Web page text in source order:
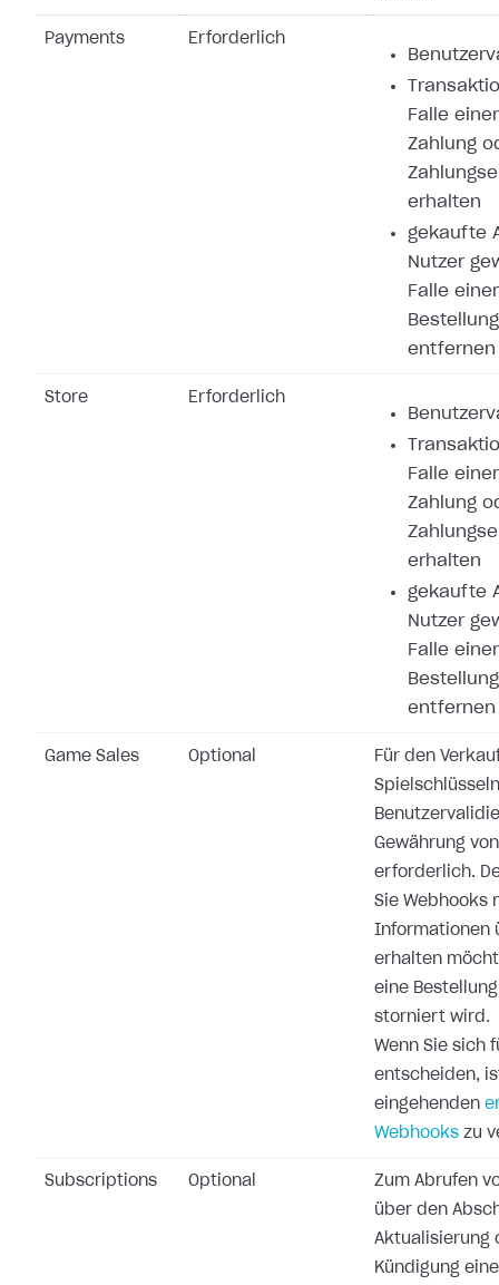
Payments Erforderlich
Falle
Zahlung
erhalten
gekaufte
Nutzer
Falle
entfernen
Store Erforderlich
Falle
Zahlung
erhalten
gekaufte
Nutzer
Falle
entfernen
Game Sales Optional
Für den
Gewährung
erforderlich.
Sie Webhooks
Informationen
erhalten
eine
storniert wird.
Wenn Sie sich
entscheiden,
eingehenden
Webhooks zu
Subscriptions Optional
Zum Abrufen
über den
Aktualisierung
Kündigung